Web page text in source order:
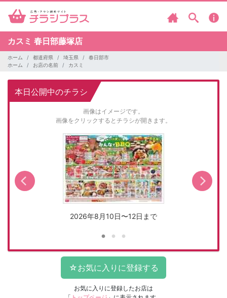
カスミ 春日部藤塚店
ホーム 都道府県 埼玉県
春日部市
ホーム
お店の名前 カスミ
本日公開中のチラシ
画像はイメージです。
画像をクリックするとチラシが開きます。
2026年8月10日〜12日まで
お気に入りに登録したお店は